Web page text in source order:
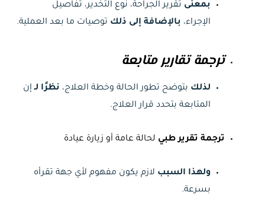
بمعنى تقرير الجراحة، نوع التخدير، تفاصيل
الإجراء، بالإضافة إلى ذلك توصيات ما بعد العملية.
ترجمة تقارير متابعة
لذلك بتوضح تطور الحالة وخطة العلاج، نظرًا لـإن
المتابعة بتحدد قرار العلاج.
ترجمة تقرير طبي لحالة عامة أو زيارة عيادة
ولهذا السبب لازم يكون مفهوم لأي جهة تقرأه
بسرعة.